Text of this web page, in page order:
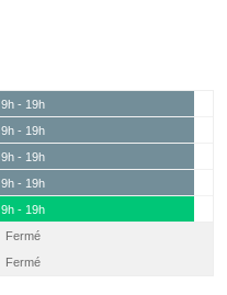
9h - 19h
9h - 19h
9h - 19h
9h - 19h
9h - 19h
Fermé
Fermé